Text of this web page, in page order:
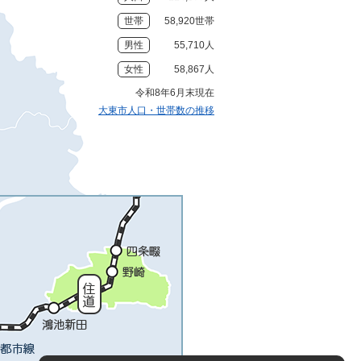
世帯 58,920世帯
男性 55,710人
女性 58,867人
令和8年6月末現在
大東市人口・世帯数の推移